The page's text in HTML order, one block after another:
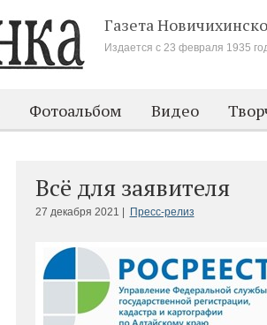
Газета
Издается с 23 февраля 1935
Фотоальбом Видео
Всё для заявителя
27 декабря 2021 | Пресс-релиз